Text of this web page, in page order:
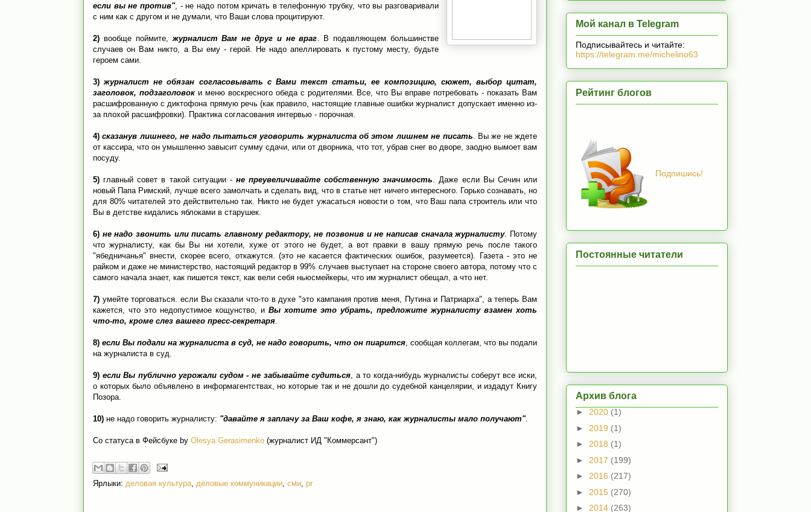
если вы не против", - не надо потом кричать в телефонную трубку, что вы разговаривали
с ним как с другом и не думали, что Ваши слова процитируют.
2) вообще поймите, журналист Вам не друг и не враг . В подавляющем большинстве
случаев он Вам никто, а Вы ему - герой. Не надо апеллировать к пустому месту, будьте
героем сами.
3) журналист не обязан согласовывать с Вами текст статьи, ее композицию, сюжет, выбор цитат,
заголовок, подзаголовоки меню воскресного обеда с родителями. Все, что Вы вправе потребовать - показать Вам
расшифрованную с диктофона прямую речь (как правило, настоящие главные ошибки журналист допускает именно из-
за плохой расшифровки). Практика согласования интервью - порочная.
4) сказанув лишнего, не надо пытаться уговорить журналиста об этом лишнем не писать . Вы же не ждете
от кассира, что он умышленно завысит сумму сдачи, или от дворника, что тот, убрав снег во дворе, заодно вымоет вам
посуду.
5) главный совет в такой ситуации - не преувеличивайте собственную значимость . Даже если Вы Сечин или
новый Папа Римский, лучше всего замолчать и сделать вид, что в статье нет ничего интересного. Горько сознавать, но
для 80% читателей это действительно так. Никто не будет ужасаться новости о том, что Ваш папа строитель или что
Вы в детстве кидались яблоками в старушек.
6) не надо звонить или писать главному редактору, не позвонив и не написав сначала журналисту. Потому
что журналисту, как бы Вы ни хотели, хуже от этого не будет, а вот правки в вашу прямую речь после такого
"ябедничанья" внести, скорее всего, откажутся. (это не касается фактических ошибок, разумеется). Газета - это не
райком и даже не министерство, настоящий редактор в 99% случаев выступает на стороне своего автора, потому что с
самого начала знает, как пишется текст, как вели себя ньюсмейкеры, что им журналист обещал, а что нет.
7) умейте торговаться. если Вы сказали что-то в духе "это кампания против меня, Путина и Патриарха", а теперь Вам
кажется, что это недопустимое кощунство, и Вы хотите это убрать, предложите журналисту взамен хоть
что-то, кроме слез вашего пресс-секретаря
8) если Вы подали на журналиста в суд, не надо говорить, что он пиарится , сообщая коллегам, что вы подали
на журналиста в суд.
9) если Вы публично угрожали судом - не забывайте судиться , а то когда-нибудь журналисты соберут все иски,
о которых было объявлено в информагентствах, но которые так и не дошли до судебной канцелярии, и издадут Книгу
Позора.
10) не надо говорить журналисту: "давайте я заплачу за Ваш кофе, я знаю, как журналисты мало получают".
Со статуса в Фейсбуке by Olesya Gerasimenko (журналист ИД "Коммерсант")
Ярлыки: деловая культура деловые коммуникации сми pr
Мой канал в Telegram
Подписывайтесь и читайте:
https://telegram.me/michelino63
Рейтинг блогов
Подпишись!
Постоянные читатели
Архив блога
► 2020 (1)
► 2019 (1)
► 2018 (1)
► 2017 (199)
► 2016 (217)
► 2015 (270)
► 2014 (263)